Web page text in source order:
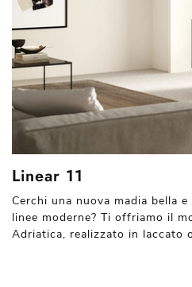
Linear 11
Cerchi una nuova madia bella
linee moderne? Ti offriamo il
Adriatica, realizzato in laccato